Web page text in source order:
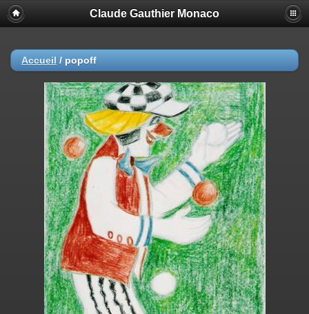
Claude Gauthier Monaco
Accueil / popoff